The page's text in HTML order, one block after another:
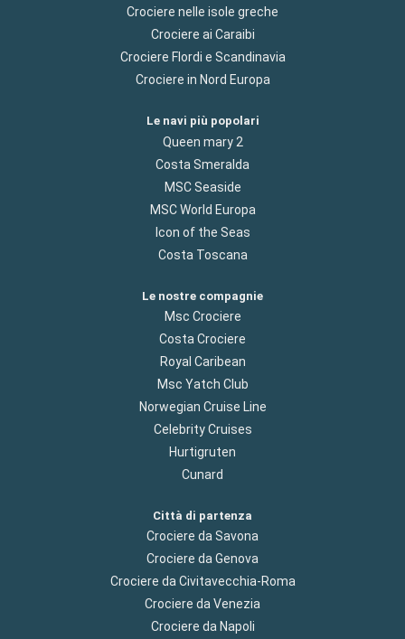
Crociere nelle isole greche
Crociere ai Caraibi
Crociere Flordi e Scandinavia
Crociere in Nord Europa
Le navi più popolari
Queen mary 2
Costa Smeralda
MSC Seaside
MSC World Europa
Icon of the Seas
Costa Toscana
Le nostre compagnie
Msc Crociere
Costa Crociere
Royal Caribean
Msc Yatch Club
Norwegian Cruise Line
Celebrity Cruises
Hurtigruten
Cunard
Città di partenza
Crociere da Savona
Crociere da Genova
Crociere da Civitavecchia-Roma
Crociere da Venezia
Crociere da Napoli